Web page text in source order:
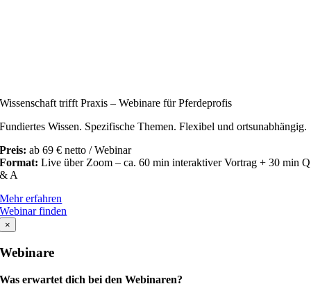
Wissenschaft trifft Praxis – Webinare für Pferdeprofis
Fundiertes Wissen. Spezifische Themen. Flexibel und ortsunabhängig.
Preis: ab 69 € netto / Webinar
Format: Live über Zoom – ca. 60 min interaktiver Vortrag + 30 min Q
& A
Mehr erfahren
Webinar finden
×
Webinare
Was erwartet dich bei den Webinaren?